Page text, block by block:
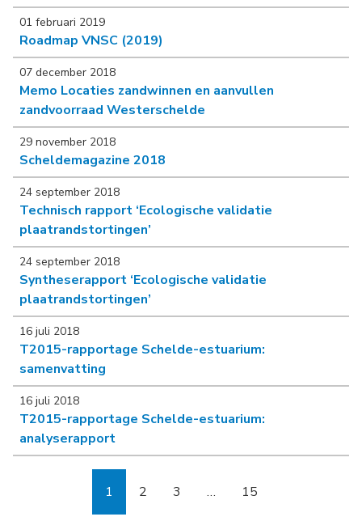
01 februari 2019
Roadmap VNSC (2019)
07 december 2018
Memo Locaties zandwinnen en aanvullen
zandvoorraad Westerschelde
29 november 2018
Scheldemagazine 2018
24 september 2018
Technisch rapport ‘Ecologische validatie
plaatrandstortingen’
24 september 2018
Syntheserapport ‘Ecologische validatie
plaatrandstortingen’
16 juli 2018
T2015-rapportage Schelde-estuarium:
samenvatting
16 juli 2018
T2015-rapportage Schelde-estuarium:
analyserapport
Pagina
1 Pagina
2 Pagina
3 … Pagina
15